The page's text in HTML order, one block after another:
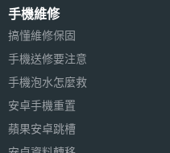
※本文為 SOGI 手機王版權所有
實用工
具
能
機體規格
手機維修
搞懂維修保固
手機送修要注意
手機泡水怎麼救
安卓手機重置
蘋果安卓跳槽